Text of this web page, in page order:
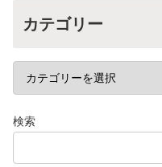
カテゴリー
検索